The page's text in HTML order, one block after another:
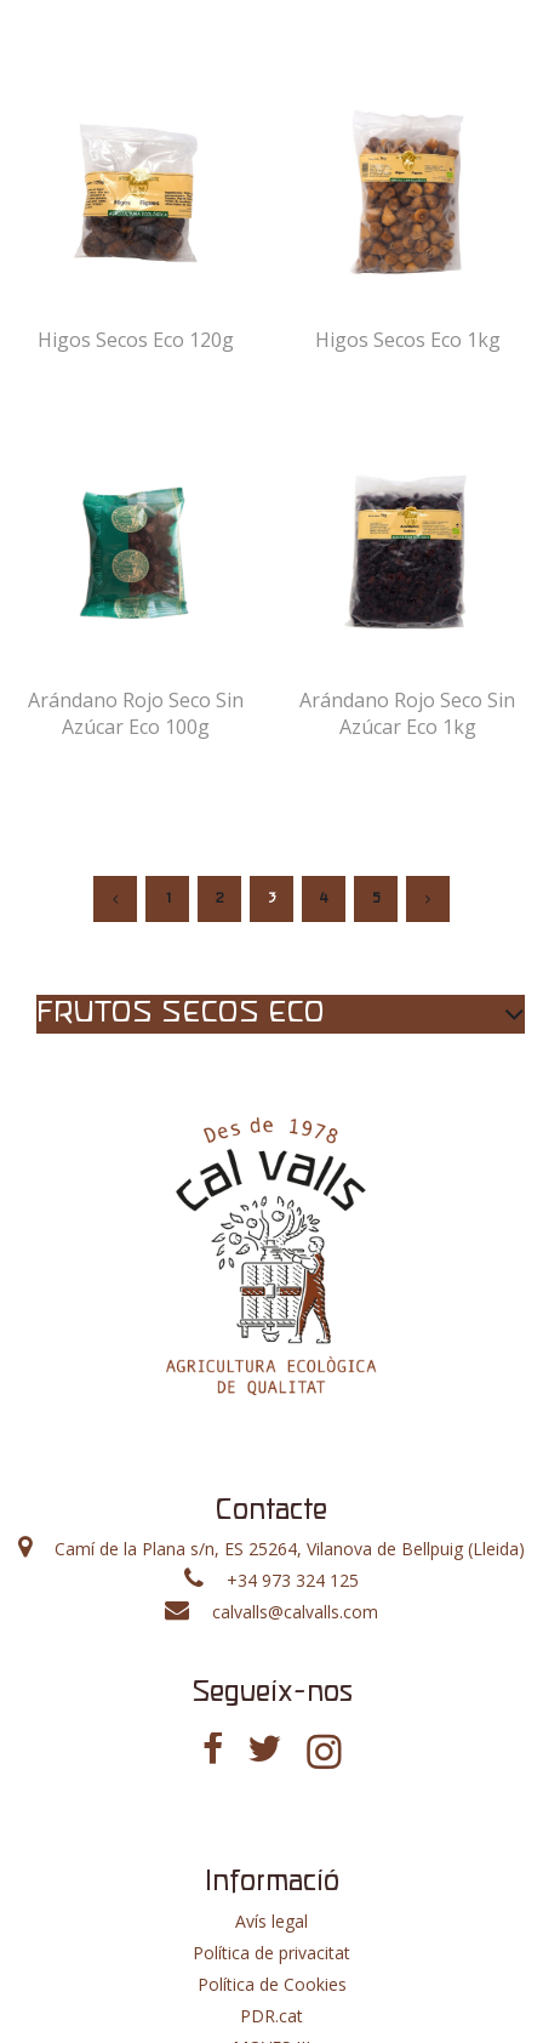
Higos Secos Eco 120g Higos Secos Eco 1kg
Arándano Rojo Seco Sin
Azúcar Eco 100g
Arándano Rojo Seco Sin
Azúcar Eco 1kg
1 2 3 4 5
FRUTOS SECOS ECO
Contacte
Camí de la Plana s/n, ES 25264, Vilanova de Bellpuig (Lleida)
+34 973 324 125
calvalls@calvalls.com
Segueix-nos
Informació
Avís legal
Política de privacitat
Política de Cookies
PDR.cat